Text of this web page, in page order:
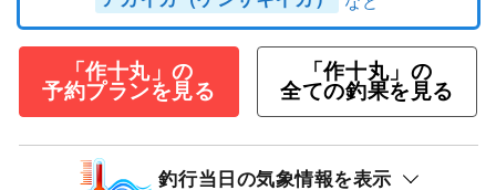
「作十丸」の
予約プランを見る
「作十丸」の
全ての釣果を見る
釣行当日の気象情報を表示